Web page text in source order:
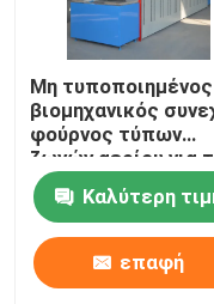
Μη τυποποιημένος
βιομηχανικός
φούρνος τύπων
ζωνών αερίου για
κεραμική
Καλύτερη
επαφή